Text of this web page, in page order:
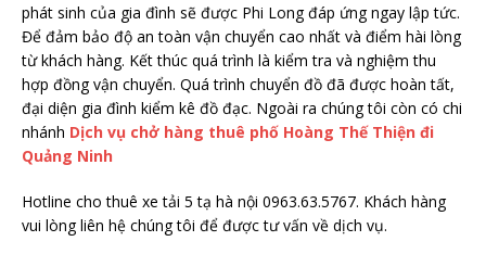
phát sinh của gia đình sẽ được Phi Long đáp ứng ngay lập tức.
Để đảm bảo độ an toàn vận chuyển cao nhất và điểm hài lòng
từ khách hàng. Kết thúc quá trình là kiểm tra và nghiệm thu
hợp đồng vận chuyển. Quá trình chuyển đồ đã được hoàn tất,
đại diện gia đình kiểm kê đồ đạc. Ngoài ra chúng tôi còn có chi
nhánh Dịch vụ chở hàng thuê phố Hoàng Thế Thiện đi
Quảng Ninh
Hotline cho thuê xe tải 5 tạ hà nội 0963.63.5767. Khách hàng
vui lòng liên hệ chúng tôi để được tư vấn về dịch vụ.